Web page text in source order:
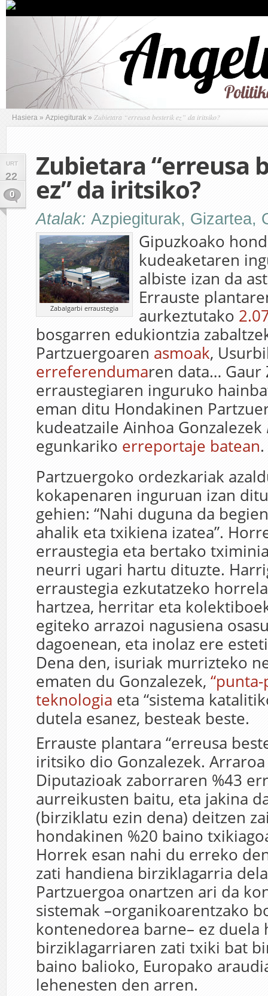
Hasiera » Azpiegiturak » Zubietara “erreusa besterik ez” da iritsiko?
URT
22
0
Zubietara “erreusa
ez” da iritsiko?
Atalak: Azpiegiturak, Gizartea,
Zabalgarbi erraustegia
Gipuzkoako
kudeaketaren
albiste izan da
Errauste
aurkeztutako
bosgarren edukiontzia
Partzuergoaren asmoak,
erreferendumaren data… Gaur
erraustegiaren inguruko
eman ditu Hondakinen
kudeatzaile Ainhoa Gonzalezek
egunkariko erreportaje batean.
Partzuergoko ordezkariak
kokapenaren inguruan izan
gehien: “Nahi duguna da
ahalik eta txikiena izatea”.
erraustegia eta bertako
neurri ugari hartu dituzte.
erraustegia ezkutatzeko
hartzea, herritar eta
egiteko arrazoi nagusiena
dagoenean, eta inolaz ere
Dena den, isuriak murrizteko
ematen du Gonzalezek,
teknologia eta “sistema
dutela esanez, besteak beste.
Errauste plantara “erreusa
iritsiko dio Gonzalezek.
Diputazioak zaborraren %43
aurreikusten baitu, eta jakina
(birziklatu ezin dena) deitzen
hondakinen %20 baino
Horrek esan nahi du erreko
zati handiena birziklagarria
Partzuergoa onartzen ari da
sistemak –organikoarentzako
kontenedorea barne– ez duela
birziklagarriaren zati txiki bat
baino balioko, Europako
lehenesten den arren.